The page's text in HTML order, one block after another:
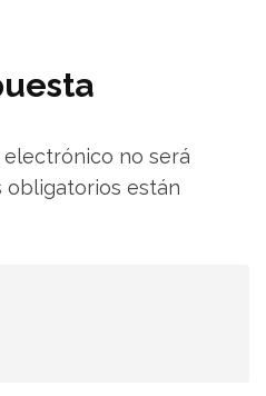
no será
obligatorios están